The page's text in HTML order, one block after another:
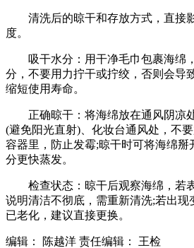
清洗后的晾干和存放方式，直接
度。
吸干水分：用干净毛巾包裹海绵
分，不要用力拧干或拧绞，否则会导
缩短使用寿命。
正确晾干：将海绵放在通风阴凉
(避免阳光直射)、化妆台通风处，不
容器里，防止发霉;晾干时可将海绵掰
分更快蒸发。
检查状态：晾干后观察海绵，若
说明清洁不彻底，需重新清洗;若出现
已老化，建议直接更换。
编辑： 陈越洋 责任编辑： 王检